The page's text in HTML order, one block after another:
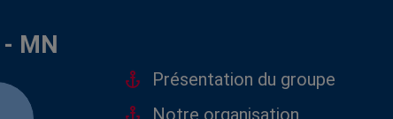
Pour
MN
Présentation du groupe